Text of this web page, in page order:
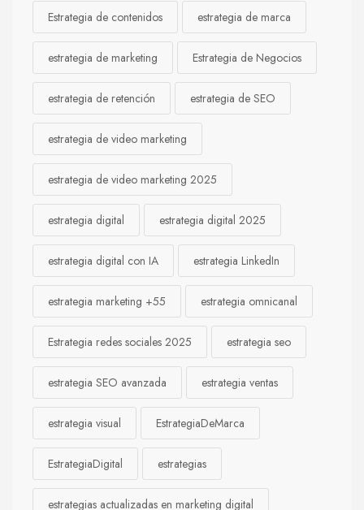
Estrategia de contenidos estrategia de marca
estrategia de marketing Estrategia de Negocios
estrategia de retención estrategia de SEO
estrategia de video marketing
estrategia de video marketing 2025
estrategia digital estrategia digital 2025
estrategia digital con IA estrategia LinkedIn
estrategia marketing +55 estrategia omnicanal
Estrategia redes sociales 2025 estrategia seo
estrategia SEO avanzada estrategia ventas
estrategia visual EstrategiaDeMarca
EstrategiaDigital estrategias
estrategias actualizadas en marketing digital